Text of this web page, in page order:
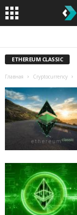
ETHEREUM CLASSIC
Главная Cryptocurrency